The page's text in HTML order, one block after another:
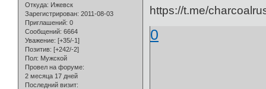
Откуда: Ижевск
Зарегистрирован: 2011-08-03
Приглашений: 0
Сообщений: 6664
Уважение: [+35/-1]
Позитив: [+242/-2]
Пол: Мужской
Провел на форуме:
2 месяца 17 дней
Последний визит:
https://t.me/
0